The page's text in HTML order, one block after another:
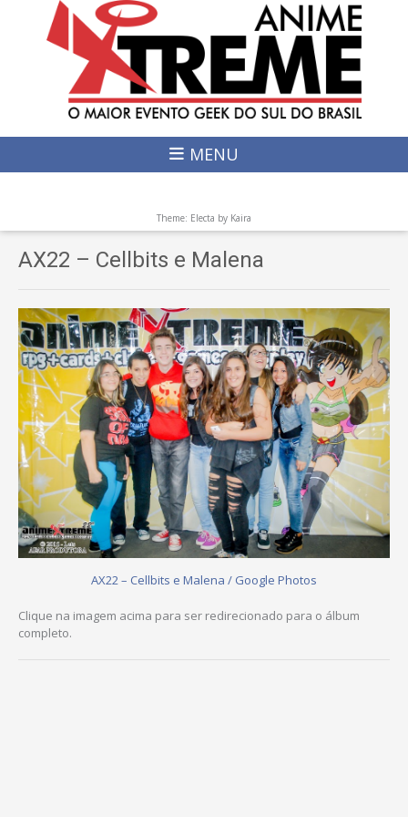
MENU
Theme: Electa by Kaira
AX22 – Cellbits e Malena
AX22 – Cellbits e Malena / Google Photos
Clique na imagem acima para ser redirecionado para o álbum
completo.